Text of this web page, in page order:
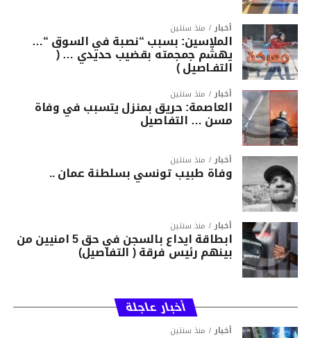
أخبار منذ سنتين
الملاسين: بسبب “نصبة في السوق “…
يهشّم جمجمته بقضيب حديدي … (
التفـاصيل )
أخبار منذ سنتين
العاصمة: حريق بمنزل يتسبب في وفاة
مسن … التفاصيل
أخبار منذ سنتين
وفاة طبيب تونسي بسلطنة عمان ..
أخبار منذ سنتين
ابطاقة ايداع بالسجن في حق 5 امنيين من
بينهم رئيس فرقة ( التفاصيل)
أخبار عاجلة
أخبار منذ سنتين